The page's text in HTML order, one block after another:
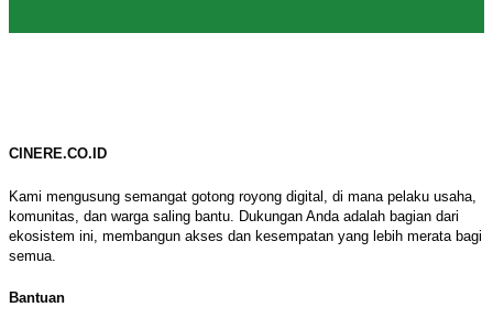
CINERE.CO.ID
Kami mengusung semangat gotong royong digital, di mana pelaku usaha,
komunitas, dan warga saling bantu. Dukungan Anda adalah bagian dari
ekosistem ini, membangun akses dan kesempatan yang lebih merata bagi
semua.
Bantuan